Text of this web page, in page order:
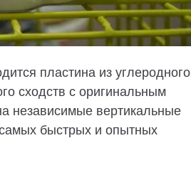
пластина из углеродного
сходств с оригинальным
независимые вертикальные
быстрых и опытных